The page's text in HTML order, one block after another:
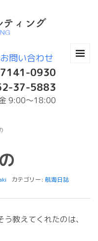
お問い合わせ
0930
37-5883
9:00～18:00
カテゴリー: 航海日誌
教えてくれたのは、